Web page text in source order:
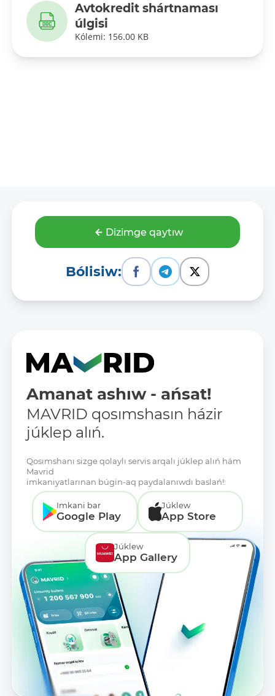
Avtokredit shártnaması
úlgisi
Kólemi: 156.00 KB
Dizimge qaytıw
Bólisiw:
Amanat ashıw - ańsat!
MAVRID qosımshasın házir
júklep alıń.
Qosımshanı sizge qolaylı servis arqalı júklep alıń hám
Mavrid
imkaniyatlarınan búgin-aq paydalanıwdı baslań!:
Imkani bar
Google Play
Júklew
App Store
Júklew
App Gallery